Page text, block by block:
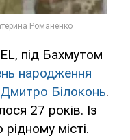
під Бахмутом
народження
Білоконь.
27 років. Із
місті.